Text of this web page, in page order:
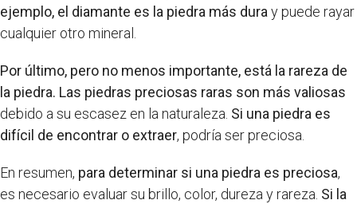
ejemplo, el diamante es la piedra más dura y puede rayar
cualquier otro mineral.
Por último, pero no menos importante, está la rareza de
la piedra. Las piedras preciosas raras son más valiosas
debido a su escasez en la naturaleza. Si una piedra es
difícil de encontrar o extraer, podría ser preciosa.
En resumen, para determinar si una piedra es preciosa,
es necesario evaluar su brillo, color, dureza y rareza. Si la